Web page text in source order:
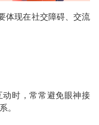
体现在社交障碍、交流
时，常常避免眼神接
。